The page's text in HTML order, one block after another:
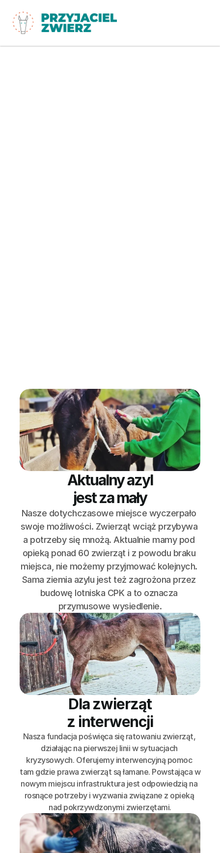
Aktualny azyl
jest za mały
Nasze dotychczasowe miejsce wyczerpało
swoje możliwości. Zwierząt wciąż przybywa
a potrzeby się mnożą. Aktualnie mamy pod
opieką ponad 60 zwierząt i z powodu braku
miejsca, nie możemy przyjmować kolejnych.
Sama ziemia azylu jest też zagrożona przez
budowę lotniska CPK a to oznacza
przymusowe wysiedlenie.
Dla zwierząt
z interwencji
Nasza fundacja poświęca się ratowaniu zwierząt,
działając na pierwszej linii w sytuacjach
kryzysowych. Oferujemy interwencyjną pomoc
tam gdzie prawa zwierząt są łamane. Powstająca w
nowym miejscu infrastruktura jest odpowiedzią na
rosnące potrzeby i wyzwania związane z opieką
nad pokrzywdzonymi zwierzętami.